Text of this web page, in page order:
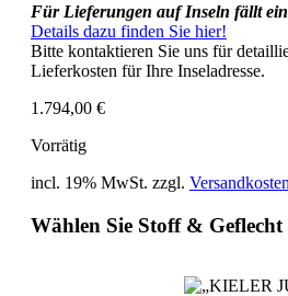
Für Lieferungen auf Inseln fällt
Details dazu finden Sie hier!
Bitte kontaktieren Sie uns für
Lieferkosten für Ihre Inseladresse.
1.794,00 €
Vorrätig
incl. 19% MwSt. zzgl. Versandkosten
Wählen Sie Stoff & Geflecht